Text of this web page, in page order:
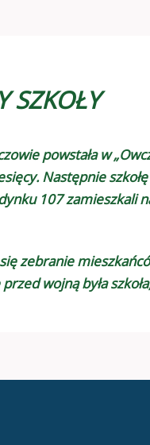
SZKOŁY
powstała w
Następnie
107 zamieszkali
zebranie
wojną była